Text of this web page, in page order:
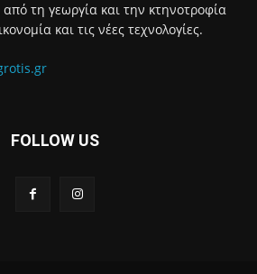
τη γεωργία και την κτηνοτροφία
και τις νέες τεχνολογίες.
FOLLOW US